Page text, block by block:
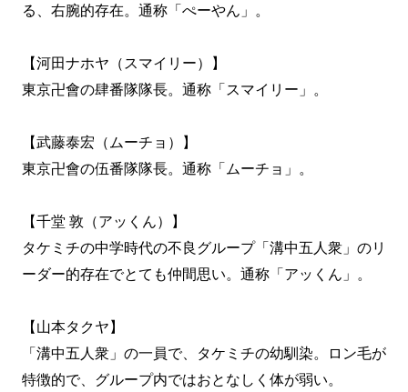
る、右腕的存在。通称「ぺーやん」。
【河田ナホヤ（スマイリー）】
東京卍會の肆番隊隊長。通称「スマイリー」。
【武藤泰宏（ムーチョ）】
東京卍會の伍番隊隊長。通称「ムーチョ」。
【千堂 敦（アッくん）】
タケミチの中学時代の不良グループ「溝中五人衆」のリ
ーダー的存在でとても仲間思い。通称「アッくん」。
【山本タクヤ】
「溝中五人衆」の一員で、タケミチの幼馴染。ロン毛が
特徴的で、グループ内ではおとなしく体が弱い。